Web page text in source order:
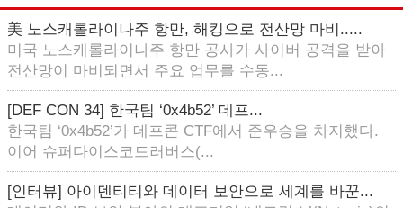
美 노스캐롤라이나주 항만, 해킹으로 전산망 마비.....
미국 노스캐롤라이나주 항만 공사가 사이버 공격을 받아
전산망이 마비되면서 주요 업무를 수동...
[DEF CON 34] 한국팀 ‘0x4b52’ 데프...
한국팀 ‘0x4b52’가 데프콘 CTF에서 준우승을 차지했다.
이어 슈퍼다이스코드러버스(...
[인터뷰] 아이덴티티와 데이터 보안으로 세계를 바꾼...